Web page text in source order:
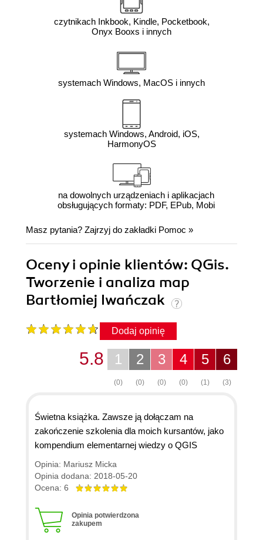
czytnikach Inkbook, Kindle, Pocketbook,
Onyx Booxs i innych
systemach Windows, MacOS i innych
systemach Windows, Android, iOS,
HarmonyOS
na dowolnych urządzeniach i aplikacjach
obsługujących formaty: PDF, EPub, Mobi
Masz pytania? Zajrzyj do zakładki Pomoc »
Oceny i opinie klientów: QGis.
Tworzenie i analiza map
Bartłomiej Iwańczak
Dodaj opinię
6
(3)
5
(1)
4
(0)
3
(0)
2
(0)
1
(0)
5.8
Świetna książka. Zawsze ją dołączam na
zakończenie szkolenia dla moich kursantów, jako
kompendium elementarnej wiedzy o QGIS
Opinia: Mariusz Micka
Opinia dodana: 2018-05-20
Ocena: 6
Opinia potwierdzona
zakupem